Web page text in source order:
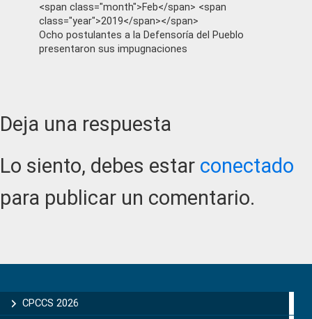
<span class="month">Feb</span> <span
class="year">2019</span></span>
Ocho postulantes a la Defensoría del Pueblo
presentaron sus impugnaciones
Reader
Interactions
Deja una respuesta
Lo siento, debes estar conectado
para publicar un comentario.
Sidebar
CPCCS 2026